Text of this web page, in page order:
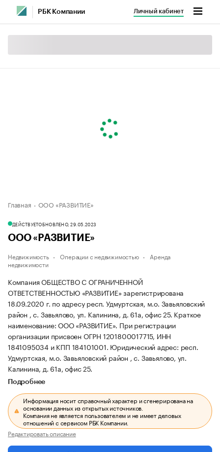
РБК Компании Личный кабинет
Главная ООО «РАЗВИТИЕ»
ДЕЙСТВУЕТОБНОВЛЕНО, 29.05.2023
ООО «РАЗВИТИЕ»
Недвижимость Операции с недвижимостью
Аренда
недвижимости
Компания ОБЩЕСТВО С ОГРАНИЧЕННОЙ
ОТВЕТСТВЕННОСТЬЮ «РАЗВИТИЕ» зарегистрирована
18.09.2020 г. по адресу респ. Удмуртская, м.о. Завьяловский
район , с. Завьялово, ул. Калинина, д. 61а, офис 25. Краткое
наименование: ООО «РАЗВИТИЕ». При регистрации
организации присвоен ОГРН 1201800017715, ИНН
1841095034 и КПП 184101001. Юридический адрес: респ.
Удмуртская, м.о. Завьяловский район , с. Завьялово, ул.
Калинина, д. 61а, офис 25.
Подробнее
Информация носит справочный характер и сгенерирована на
основании данных из открытых источников.
Компания не является пользователем и не имеет деловых
отношений с сервисом РБК Компании.
Редактировать описание